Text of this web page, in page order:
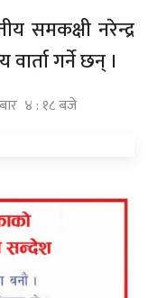
समकक्षी नरेन्द्र
गर्ने छन् ।
४ : १८ बजे